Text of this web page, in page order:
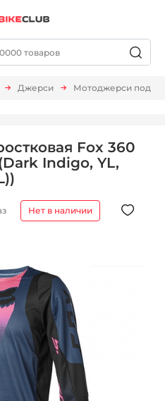
Джерси Мотоджерси
Fox 360
Indigo, YL,
Нет в наличии